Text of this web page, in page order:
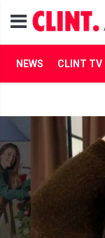
NEWS CLINT TV